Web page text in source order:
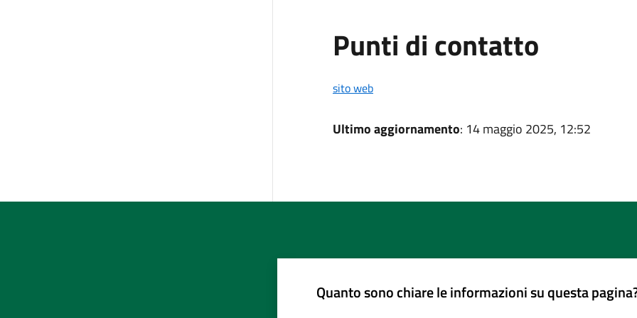
Punti di contatto
sito web
Ultimo aggiornamento: 14 maggio 2025, 12:52
Quanto sono chiare le informazioni su questa